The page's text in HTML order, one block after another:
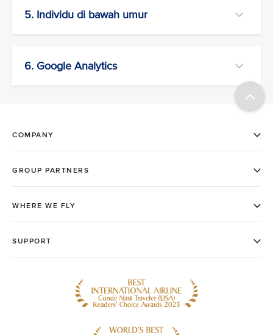
5. Individu di bawah umur
6. Google Analytics